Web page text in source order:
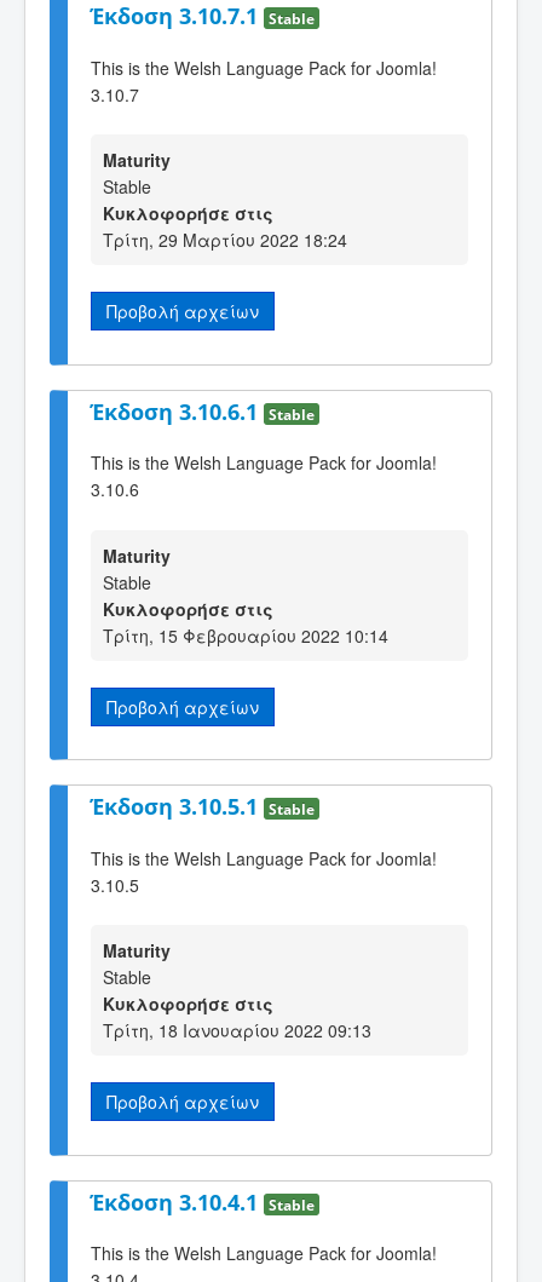
Έκδοση 3.10.7.1 Stable
This is the Welsh Language Pack for Joomla!
3.10.7
Maturity
Stable
Κυκλοφορήσε στις
Τρίτη, 29 Μαρτίου 2022 18:24
Προβολή αρχείων
Έκδοση 3.10.6.1 Stable
This is the Welsh Language Pack for Joomla!
3.10.6
Maturity
Stable
Κυκλοφορήσε στις
Τρίτη, 15 Φεβρουαρίου 2022 10:14
Προβολή αρχείων
Έκδοση 3.10.5.1 Stable
This is the Welsh Language Pack for Joomla!
3.10.5
Maturity
Stable
Κυκλοφορήσε στις
Τρίτη, 18 Ιανουαρίου 2022 09:13
Προβολή αρχείων
Έκδοση 3.10.4.1 Stable
This is the Welsh Language Pack for Joomla!